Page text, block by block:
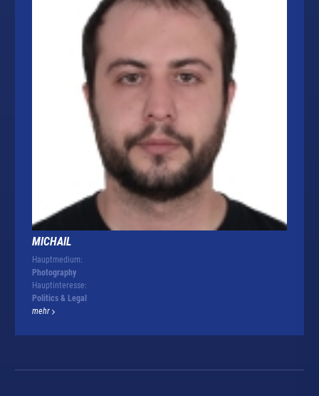
MICHAIL
Hauptmedium:
Photography
Hauptinteresse:
Politics & Legal
mehr